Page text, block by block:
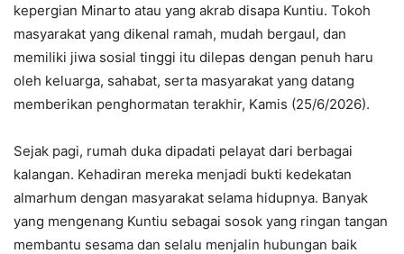
kepergian Minarto atau yang akrab disapa Kuntiu. Tokoh
masyarakat yang dikenal ramah, mudah bergaul, dan
memiliki jiwa sosial tinggi itu dilepas dengan penuh haru
oleh keluarga, sahabat, serta masyarakat yang datang
memberikan penghormatan terakhir, Kamis (25/6/2026).
Sejak pagi, rumah duka dipadati pelayat dari berbagai
kalangan. Kehadiran mereka menjadi bukti kedekatan
almarhum dengan masyarakat selama hidupnya. Banyak
yang mengenang Kuntiu sebagai sosok yang ringan tangan
membantu sesama dan selalu menjalin hubungan baik